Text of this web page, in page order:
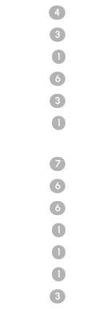
4
3
1
6
3
1
7
6
6
1
1
1
3